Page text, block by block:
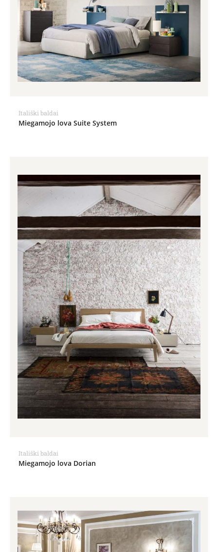
Itališki baldai
Miegamojo lova Suite System
Itališki baldai
Miegamojo lova Dorian
1,990.00€
through
2,128.00€